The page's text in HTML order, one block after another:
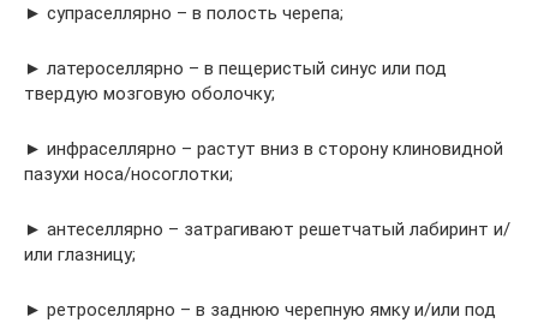
► супраселлярно – в полость черепа;
► латероселлярно – в пещеристый синус или под
твердую мозговую оболочку;
► инфраселлярно – растут вниз в сторону клиновидной
пазухи носа/носоглотки;
► антеселлярно – затрагивают решетчатый лабиринт и/
или глазницу;
► ретроселлярно – в заднюю черепную ямку и/или под